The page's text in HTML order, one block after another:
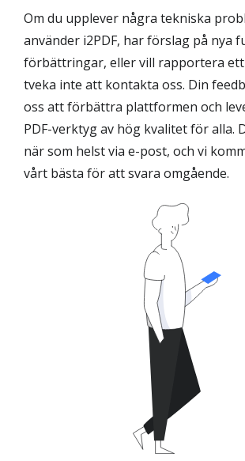
Om du upplever några tekniska
använder i2PDF, har förslag på nya
förbättringar, eller vill rapportera
tveka inte att kontakta oss. Din
oss att förbättra plattformen och
PDF-verktyg av hög kvalitet för alla.
när som helst via e-post, och vi
vårt bästa för att svara omgående.